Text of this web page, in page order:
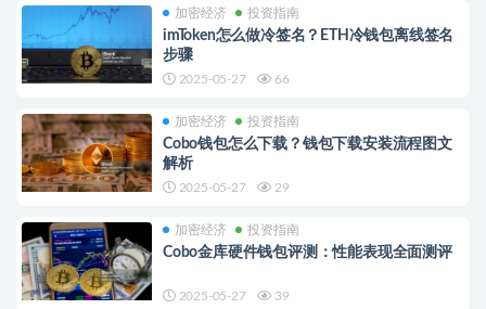
加密经济 投资指南
imToken怎么做冷签名？ETH冷钱包离线签名
步骤
2025-05-27 66
加密经济 投资指南
Cobo钱包怎么下载？钱包下载安装流程图文
解析
2025-05-27 29
加密经济 投资指南
Cobo金库硬件钱包评测：性能表现全面测评
2025-05-27 39